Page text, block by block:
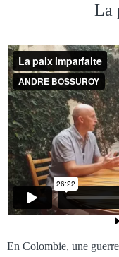
La
En Colombie, une